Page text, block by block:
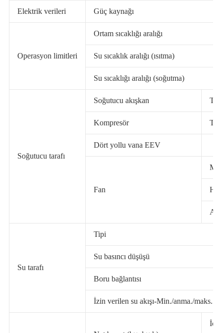
Elektrik verileri Güç kaynağı
Operasyon limitleri
Ortam sıcaklığı aralığı
Su sıcaklık aralığı (ısıtma)
Su sıcaklığı aralığı (soğutma)
Soğutucu tarafı
Soğutucu akışkan
Kompresör
Dört yollu vana EEV
Fan
Su tarafı
Tipi
Su basıncı düşüşü
Boru bağlantısı
İzin verilen su akışı-Min./anma./maks.
İç